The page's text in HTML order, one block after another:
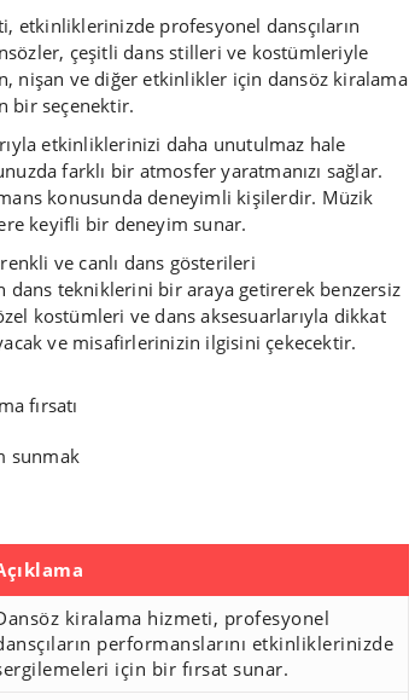
etkinliklerinizde profesyonel dansçıların
çeşitli dans stilleri ve kostümleriyle
nişan ve diğer etkinlikler için dansöz kiralama
bir seçenektir.
etkinliklerinizi daha unutulmaz hale
farklı bir atmosfer yaratmanızı sağlar.
konusunda deneyimli kişilerdir. Müzik
keyifli bir deneyim sunar.
ve canlı dans gösterileri
dans tekniklerini bir araya getirerek benzersiz
kostümleri ve dans aksesuarlarıyla dikkat
ve misafirlerinizin ilgisini çekecektir.
fırsatı
sunmak
kiralama hizmeti, profesyonel
performanslarını etkinliklerinizde
için bir fırsat sunar.